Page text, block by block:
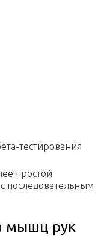
тестирования
простой
последовательным
мышц рук